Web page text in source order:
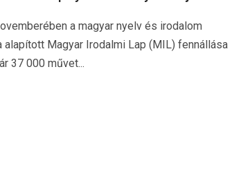
a magyar nyelv és irodalom
alapított Magyar Irodalmi Lap (MIL) fennállása
37 000 művet...